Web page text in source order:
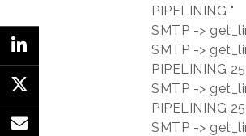
PIPELINING "
SMTP ->
SMTP ->
PIPELINING
SMTP ->
PIPELINING
SMTP ->